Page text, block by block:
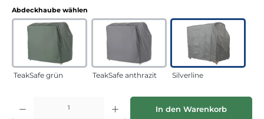
Abdeckhaube wählen
TeakSafe grün TeakSafe anthrazit Silverline
Produkt Anzahl: Gib den gewünschten Wert ein oder benutze die
In den Warenkorb